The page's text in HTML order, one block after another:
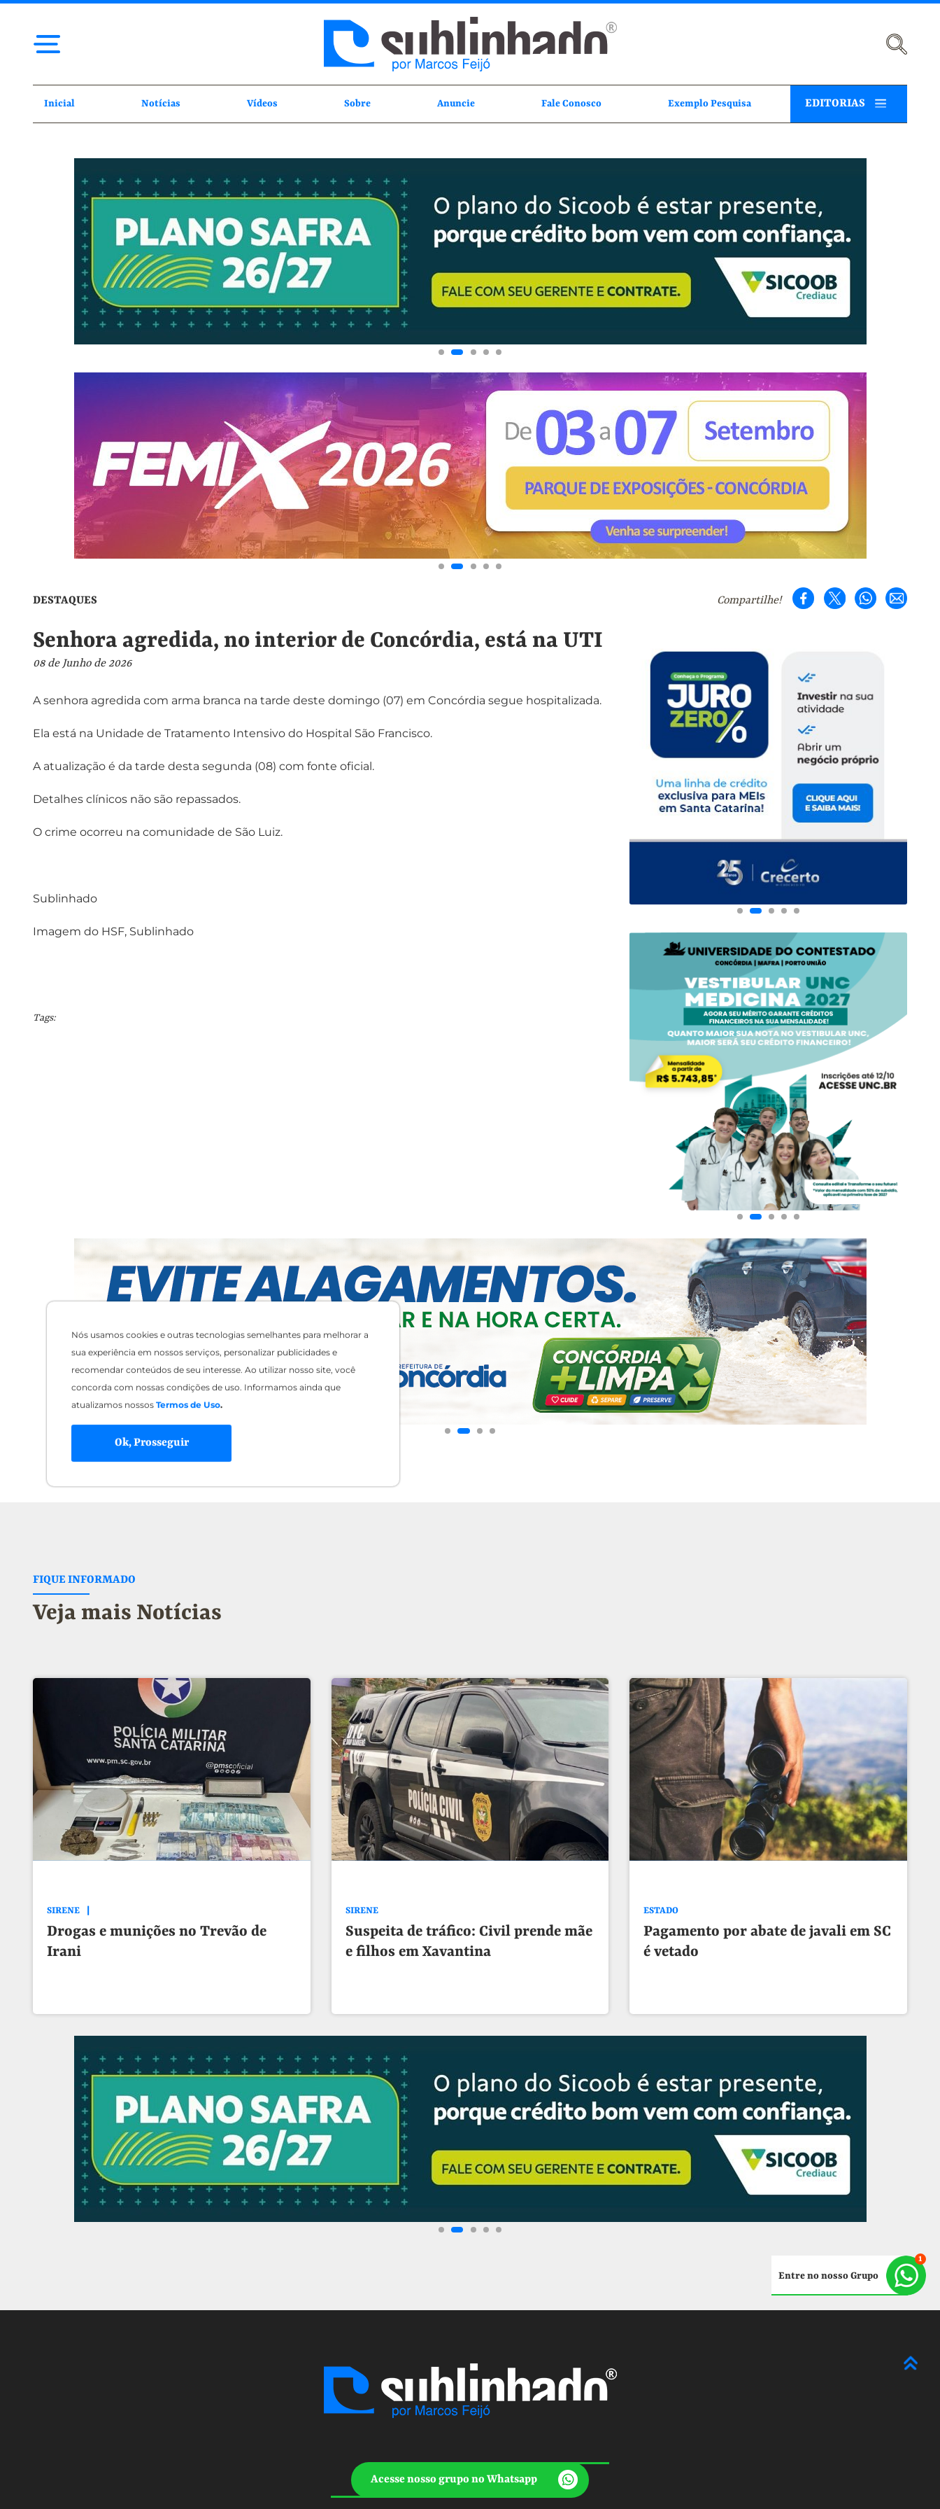
Nós usamos cookies e outras tecnologias semelhantes para melhorar a
sua experiência em nossos serviços, personalizar publicidades e
recomendar conteúdos de seu interesse. Ao utilizar nosso site, você
concorda com nossas condições de uso. Informamos ainda que
atualizamos nossosTermos de Uso.
Ok, Prosseguir
Inicial Notícias Vídeos Sobre Anuncie Fale Conosco Exemplo Pesquisa EDITORIAS
DESTAQUES Compartilhe!
Senhora agredida, no interior de Concórdia, está na UTI
08 de Junho de 2026
A senhora agredida com arma branca na tarde deste domingo (07) em Concórdia segue hospitalizada.
Ela está na Unidade de Tratamento Intensivo do Hospital São Francisco.
A atualização é da tarde desta segunda (08) com fonte oficial.
Detalhes clínicos não são repassados.
O crime ocorreu na comunidade de São Luiz.
Sublinhado
Imagem do HSF, Sublinhado
Tags:
FIQUE INFORMADO
Veja mais Notícias
SIRENE
Drogas e munições no Trevão de
Irani
SIRENE
Suspeita de tráfico: Civil prende mãe
e filhos em Xavantina
ESTADO
Pagamento por abate de javali em SC
é vetado
Entre no nosso Grupo
Acesse nosso grupo no Whatsapp